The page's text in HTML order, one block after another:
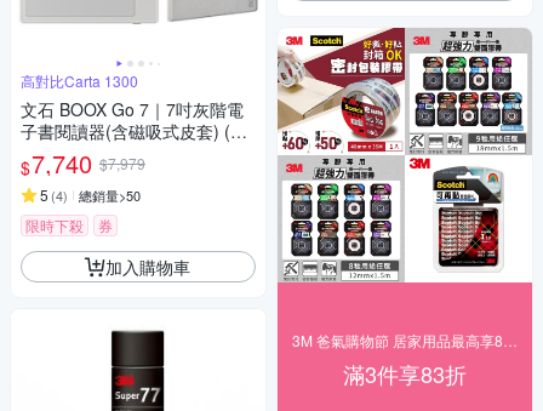
高對比Carta 1300
文石 BOOX Go 7｜7吋灰階電
子書閱讀器(含磁吸式皮套) (象
牙白)【皮套組】
$7,740 $7,979
5 (4) 總銷量>50
限時下殺 券
加入購物車
滿3件享83折